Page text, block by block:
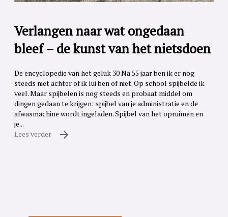
Verlangen naar wat ongedaan
bleef – de kunst van het nietsdoen
De encyclopedie van het geluk 30 Na 55 jaar ben ik er nog
steeds niet achter of ik lui ben of niet. Op school spijbelde ik
veel. Maar spijbelen is nog steeds en probaat middel om
dingen gedaan te krijgen: spijbel van je administratie en de
afwasmachine wordt ingeladen. Spijbel van het opruimen en
je...
Lees verder